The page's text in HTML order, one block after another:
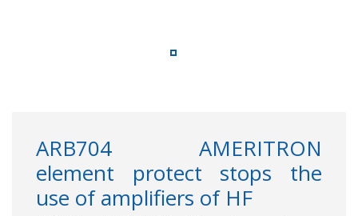
ARB704 AMERITRON
element protect stops the
use of amplifiers of HF